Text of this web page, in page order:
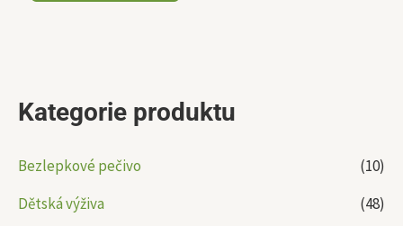
Kategorie produktu
Bezlepkové pečivo
(10)
Dětská výživa
(48)